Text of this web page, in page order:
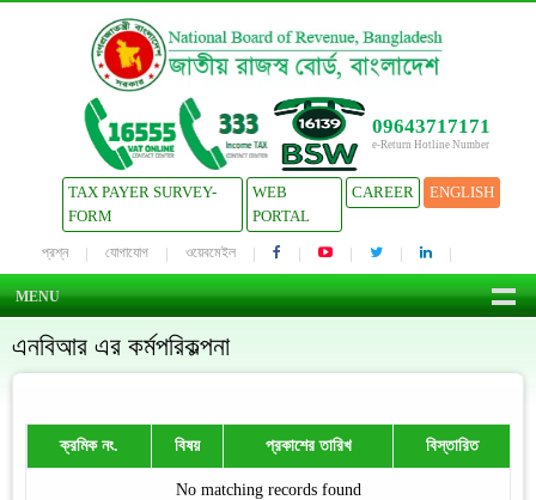
09643717171
e-Return Hotline Number
TAX PAYER SURVEY-
FORM
WEB
PORTAL
CAREER ENGLISH
প্রশ্ন যোগাযোগ ওয়েবমেইল
MENU
এনবিআর এর কর্মপরিকল্পনা
ক্রমিক নং. বিষয় প্রকাশের তারিখ বিস্তারিত
No matching records found